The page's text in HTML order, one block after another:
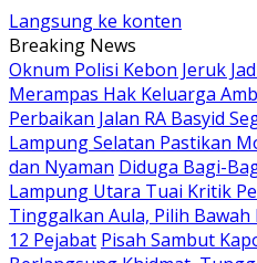
Langsung ke konten
Breaking News
Oknum Polisi Kebon Jeruk
Merampas Hak Keluarga
Perbaikan Jalan RA Basyid
Lampung Selatan Pastikan
dan Nyaman Diduga Bagi-
Lampung Utara Tuai Kritik
Tinggalkan Aula, Pilih
12 Pejabat Pisah Sambut